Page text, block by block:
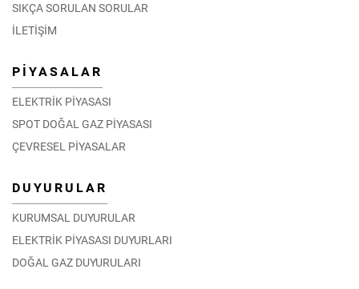
SIKÇA SORULAN SORULAR
İLETİŞİM
PİYASALAR
ELEKTRİK PİYASASI
SPOT DOĞAL GAZ PİYASASI
ÇEVRESEL PİYASALAR
DUYURULAR
KURUMSAL DUYURULAR
ELEKTRİK PİYASASI DUYURLARI
DOĞAL GAZ DUYURULARI